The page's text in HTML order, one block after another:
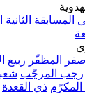
المسابقة
الأول جمادى
شعبان المعظّم
ذي الحجة